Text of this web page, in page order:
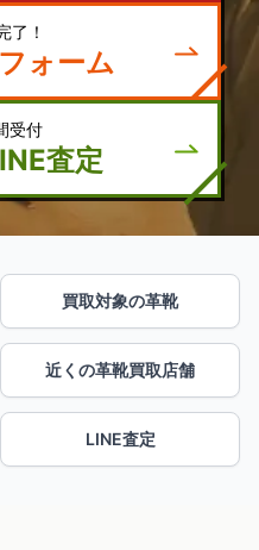
了！
ォーム
受付
査定
買取対象の革靴
近くの革靴買取店舗
LINE査定